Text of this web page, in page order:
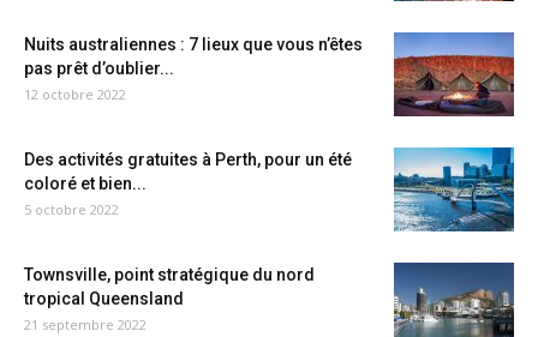
Nuits australiennes : 7 lieux que vous n’êtes
pas prêt d’oublier...
12 octobre 2022
Des activités gratuites à Perth, pour un été
coloré et bien...
5 octobre 2022
Townsville, point stratégique du nord
tropical Queensland
21 septembre 2022